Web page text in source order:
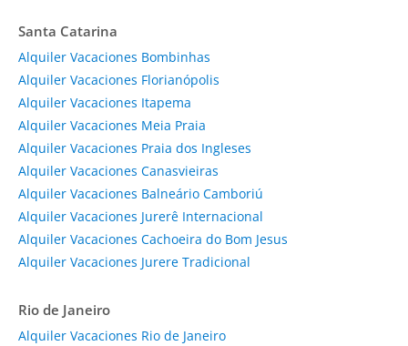
Santa Catarina
Alquiler Vacaciones Bombinhas
Alquiler Vacaciones Florianópolis
Alquiler Vacaciones Itapema
Alquiler Vacaciones Meia Praia
Alquiler Vacaciones Praia dos Ingleses
Alquiler Vacaciones Canasvieiras
Alquiler Vacaciones Balneário Camboriú
Alquiler Vacaciones Jurerê Internacional
Alquiler Vacaciones Cachoeira do Bom Jesus
Alquiler Vacaciones Jurere Tradicional
Rio de Janeiro
Alquiler Vacaciones Rio de Janeiro